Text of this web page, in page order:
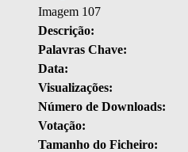
Imagem 107
Descrição:
Palavras Chave:
Data:
Visualizações:
Número de Downloads:
Votação:
Tamanho do Ficheiro: